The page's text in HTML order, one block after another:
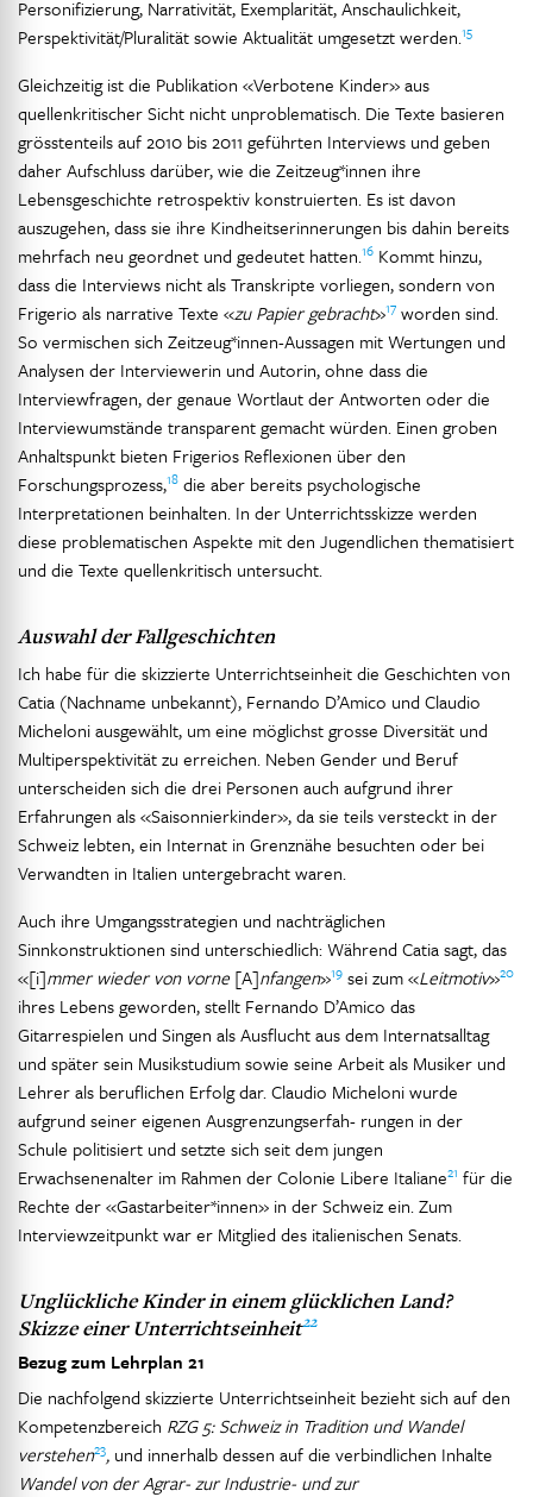
Personifizierung, Narrativität, Exemplarität, Anschaulichkeit,
Perspektivität/Pluralität sowie Aktualität umgesetzt werden.15
Gleichzeitig ist die Publikation «Verbotene Kinder» aus
quellenkritischer Sicht nicht unproblematisch. Die Texte basieren
grösstenteils auf 2010 bis 2011 geführten Interviews und geben
daher Aufschluss darüber, wie die Zeitzeug*innen ihre
Lebensgeschichte retrospektiv konstruierten. Es ist davon
auszugehen, dass sie ihre Kindheitserinnerungen bis dahin bereits
mehrfach neu geordnet und gedeutet hatten.16 Kommt hinzu,
dass die Interviews nicht als Transkripte vorliegen, sondern von
Frigerio als narrative Texte «zu Papier gebracht»17 worden sind.
So vermischen sich Zeitzeug*innen-Aussagen mit Wertungen und
Analysen der Interviewerin und Autorin, ohne dass die
Interviewfragen, der genaue Wortlaut der Antworten oder die
Interviewumstände transparent gemacht würden. Einen groben
Anhaltspunkt bieten Frigerios Reflexionen über den
Forschungsprozess,18 die aber bereits psychologische
Interpretationen beinhalten. In der Unterrichtsskizze werden
diese problematischen Aspekte mit den Jugendlichen thematisiert
und die Texte quellenkritisch untersucht.
Auswahl der Fallgeschichten
Ich habe für die skizzierte Unterrichtseinheit die Geschichten von
Catia (Nachname unbekannt), Fernando D’Amico und Claudio
Micheloni ausgewählt, um eine möglichst grosse Diversität und
Multiperspektivität zu erreichen. Neben Gender und Beruf
unterscheiden sich die drei Personen auch aufgrund ihrer
Erfahrungen als «Saisonnierkinder», da sie teils versteckt in der
Schweiz lebten, ein Internat in Grenznähe besuchten oder bei
Verwandten in Italien untergebracht waren.
Auch ihre Umgangsstrategien und nachträglichen
Sinnkonstruktionen sind unterschiedlich: Während Catia sagt, das
«[i]mmer wieder von vorne [A]nfangen»19 sei zum «Leitmotiv»20
ihres Lebens geworden, stellt Fernando D’Amico das
Gitarrespielen und Singen als Ausflucht aus dem Internatsalltag
und später sein Musikstudium sowie seine Arbeit als Musiker und
Lehrer als beruflichen Erfolg dar. Claudio Micheloni wurde
aufgrund seiner eigenen Ausgrenzungserfah- rungen in der
Schule politisiert und setzte sich seit dem jungen
Erwachsenenalter im Rahmen der Colonie Libere Italiane21 für die
Rechte der «Gastarbeiter*innen» in der Schweiz ein. Zum
Interviewzeitpunkt war er Mitglied des italienischen Senats.
Unglückliche Kinder in einem glücklichen Land?
Skizze einer Unterrichtseinheit22
Bezug zum Lehrplan 21
Die nachfolgend skizzierte Unterrichtseinheit bezieht sich auf den
Kompetenzbereich RZG 5: Schweiz in Tradition und Wandel
verstehen23, und innerhalb dessen auf die verbindlichen Inhalte
Wandel von der Agrar- zur Industrie- und zur